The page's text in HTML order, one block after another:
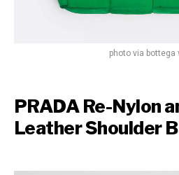
photo via bottega
PRADA Re-Nylon
Leather Shoulder